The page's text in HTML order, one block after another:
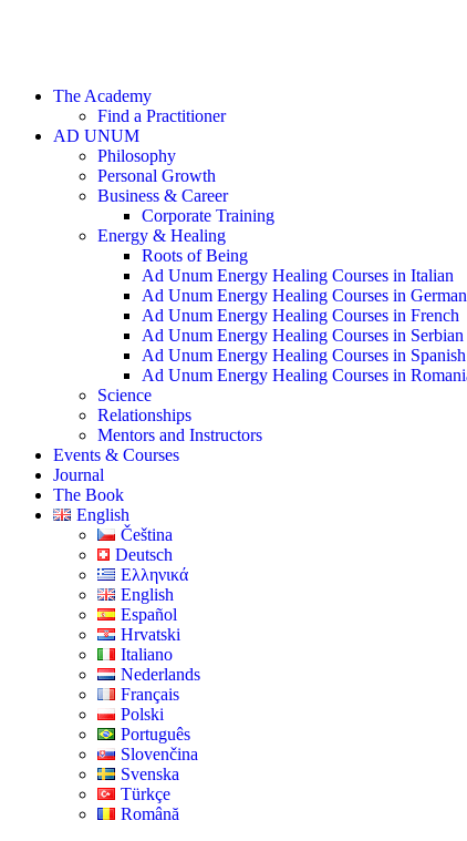
The Academy
Find a Practitioner
AD UNUM
Philosophy
Personal Growth
Business & Career
Corporate Training
Energy & Healing
Roots of Being
Ad Unum Energy Healing Courses in Italian
Ad Unum Energy Healing Courses in German
Ad Unum Energy Healing Courses in French
Ad Unum Energy Healing Courses in Serbian
Ad Unum Energy Healing Courses in Spanish
Ad Unum Energy Healing Courses in
Science
Relationships
Mentors and Instructors
Events & Courses
Journal
The Book
English
Čeština
Deutsch
Ελληνικά
English
Español
Hrvatski
Italiano
Nederlands
Français
Polski
Português
Slovenčina
Svenska
Türkçe
Română